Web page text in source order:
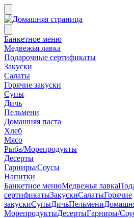
Банкетное меню
Медвежья лавка
Подарочные сертификаты
Закуски
Салаты
Горячие закуски
Супы
Дичь
Пельмени
Домашняя паста
Хлеб
Мясо
Рыба/Морепродукты
Десерты
Гарниры/Соусы
Напитки
Банкетное менюМедвежья лавка
сертификатыЗакускиСалатыГорячие
закускиСупыДичьПельмени
МорепродуктыДесертыГарниры/